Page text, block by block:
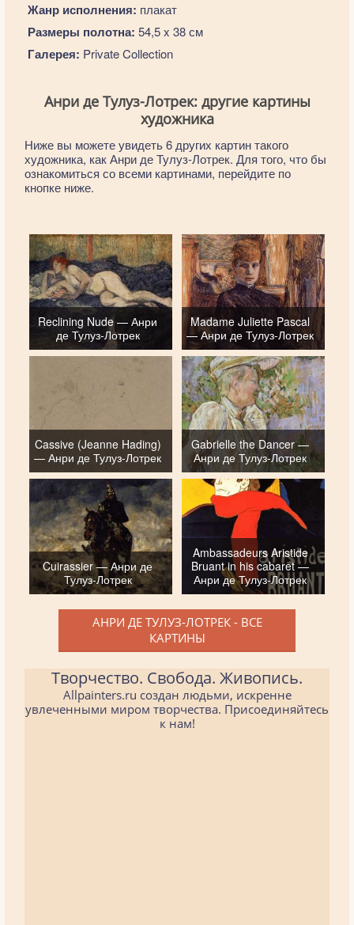
Жанр исполнения: плакат
Размеры полотна: 54,5 x 38 см
Галерея: Private Collection
Анри де Тулуз-Лотрек: другие картины
художника
Ниже вы можете увидеть 6 других картин такого
художника, как Анри де Тулуз-Лотрек. Для того, что бы
ознакомиться со всеми картинами, перейдите по
кнопке ниже.
Reclining Nude — Анри
де Тулуз-Лотрек
Madame Juliette Pascal
— Анри де Тулуз-Лотрек
Cassive (Jeanne Hading)
— Анри де Тулуз-Лотрек
Gabrielle the Dancer —
Анри де Тулуз-Лотрек
Cuirassier — Анри де
Тулуз-Лотрек
Ambassadeurs Aristide
Bruant in his cabaret —
Анри де Тулуз-Лотрек
АНРИ ДЕ ТУЛУЗ-ЛОТРЕК - ВСЕ
КАРТИНЫ
Творчество. Свобода. Живопись.
Allpainters.ru создан людьми, искренне
увлеченными миром творчества. Присоединяйтесь
к нам!